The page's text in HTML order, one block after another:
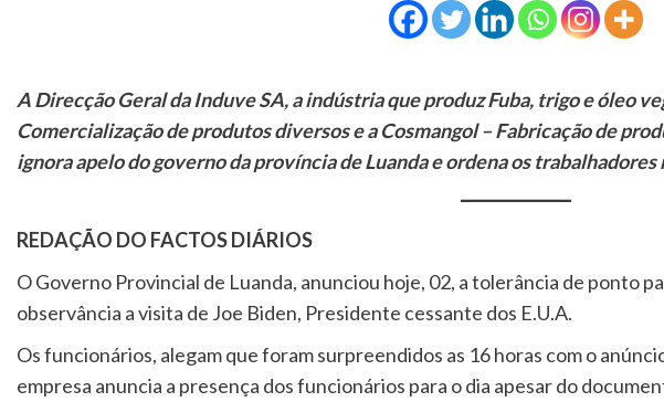
A Direcção Geral da Induve SA, a indústria que produz Fuba, trigo e óleo
Comercialização de produtos diversos e a Cosmangol – Fabricação de
ignora apelo do governo da província de Luanda e ordena os trabalhadores
REDAÇÃO DO FACTOS DIÁRIOS
O Governo Provincial de Luanda, anunciou hoje, 02, a tolerância de ponto
observância a visita de Joe Biden, Presidente cessante dos E.U.A.
Os funcionários, alegam que foram surpreendidos as 16 horas com o
empresa anuncia a presença dos funcionários para o dia apesar do